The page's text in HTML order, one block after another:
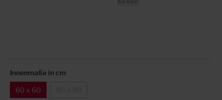
Innenmaße in cm
60 x 60